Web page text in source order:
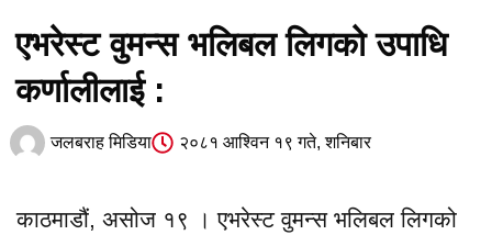
एभरेस्ट वुमन्स भलिबल लिगको उपाधि
कर्णालीलाई :
जलबराह मिडिया २०८१ आश्विन १९ गते, शनिबार
काठमाडौं, असोज १९ । एभरेस्ट वुमन्स भलिबल लिगको